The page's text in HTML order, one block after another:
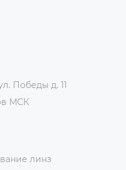
Победы д. 11
МСК
линз